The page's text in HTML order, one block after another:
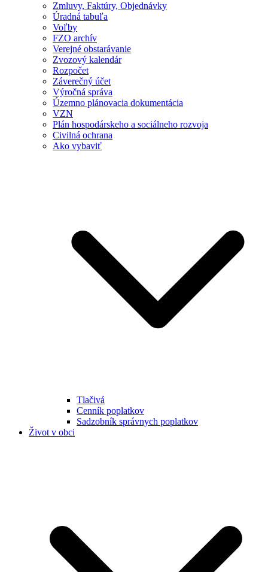
Zmluvy, Faktúry, Objednávky
Úradná tabuľa
Voľby
FZO archív
Verejné obstarávanie
Zvozový kalendár
Rozpočet
Záverečný účet
Výročná správa
Územno plánovacia dokumentácia
VZN
Plán hospodárskeho a sociálneho rozvoja
Civilná ochrana
Ako vybaviť
Tlačivá
Cenník poplatkov
Sadzobník správnych poplatkov
Život v obci